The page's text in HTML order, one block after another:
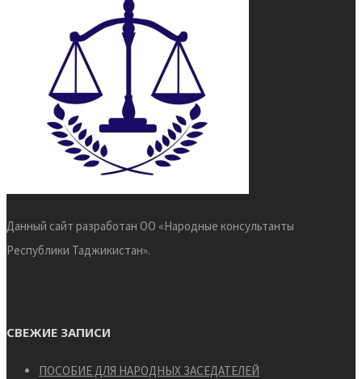
Данный сайт разработан ОО «Народные консультанты
Республики Таджикистан».
СВЕЖИЕ ЗАПИСИ
ПОСОБИЕ ДЛЯ НАРОДНЫХ ЗАСЕДАТЕЛЕЙ